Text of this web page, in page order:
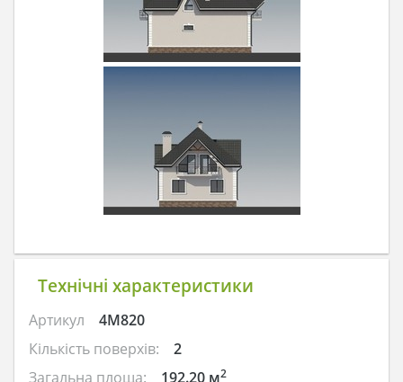
Технічні характеристики
Артикул
4M820
Кількість поверхів:
2
Загальна площа:
192.20 м2